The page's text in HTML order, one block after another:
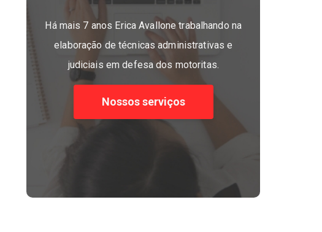
Há mais 7 anos Erica Avallone trabalhando na
elaboração de técnicas administrativas e
judiciais em defesa dos motoritas.
Nossos serviços